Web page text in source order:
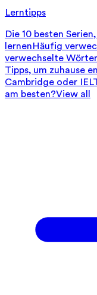
Lerntipps
Die 10 besten
lernenHäufig
verwechselte
Tipps, um zuhause
Cambridge oder
am besten?View all